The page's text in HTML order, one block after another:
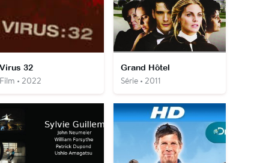
32
• 2022
Grand Hôtel
Série • 2011